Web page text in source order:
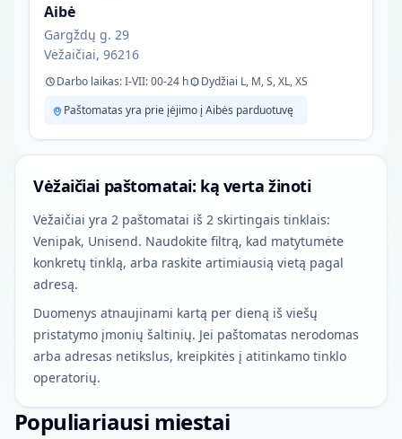
Aibė
Gargždų g. 29
Vėžaičiai, 96216
Darbo laikas: I-VII: 00-24 h
Dydžiai L, M, S, XL, XS
Paštomatas yra prie įėjimo į Aibės parduotuvę
Vėžaičiai paštomatai: ką verta žinoti
Vėžaičiai yra 2 paštomatai iš 2 skirtingais tinklais:
Venipak, Unisend. Naudokite filtrą, kad matytumėte
konkretų tinklą, arba raskite artimiausią vietą pagal
adresą.
Duomenys atnaujinami kartą per dieną iš viešų
pristatymo įmonių šaltinių. Jei paštomatas nerodomas
arba adresas netikslus, kreipkitės į atitinkamo tinklo
operatorių.
Populiariausi miestai